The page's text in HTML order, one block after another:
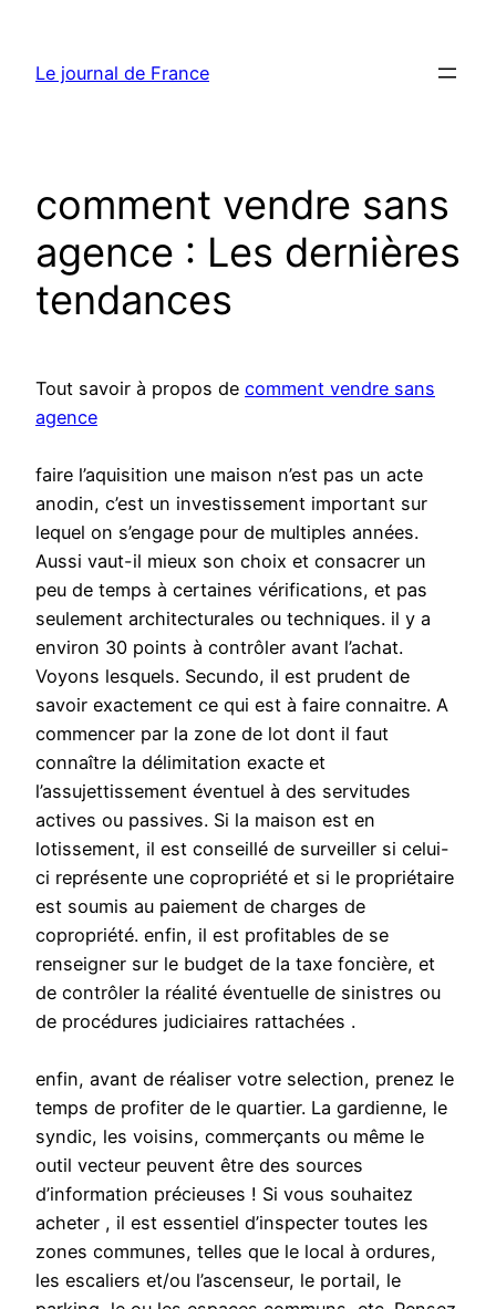
contenu
Le journal de France
comment vendre sans
agence : Les dernières
tendances
Tout savoir à propos de comment vendre sans
agence
faire l’aquisition une maison n’est pas un acte
anodin, c’est un investissement important sur
lequel on s’engage pour de multiples années.
Aussi vaut-il mieux son choix et consacrer un
peu de temps à certaines vérifications, et pas
seulement architecturales ou techniques. il y a
environ 30 points à contrôler avant l’achat.
Voyons lesquels. Secundo, il est prudent de
savoir exactement ce qui est à faire connaitre. A
commencer par la zone de lot dont il faut
connaître la délimitation exacte et
l’assujettissement éventuel à des servitudes
actives ou passives. Si la maison est en
lotissement, il est conseillé de surveiller si celui-
ci représente une copropriété et si le propriétaire
est soumis au paiement de charges de
copropriété. enfin, il est profitables de se
renseigner sur le budget de la taxe foncière, et
de contrôler la réalité éventuelle de sinistres ou
de procédures judiciaires rattachées .
enfin, avant de réaliser votre selection, prenez le
temps de profiter de le quartier. La gardienne, le
syndic, les voisins, commerçants ou même le
outil vecteur peuvent être des sources
d’information précieuses ! Si vous souhaitez
acheter , il est essentiel d’inspecter toutes les
zones communes, telles que le local à ordures,
les escaliers et/ou l’ascenseur, le portail, le